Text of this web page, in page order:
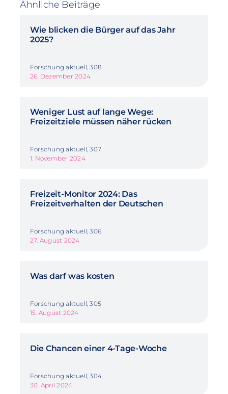
Ähnliche Beiträge
Wie blicken die Bürger auf das Jahr
2025?
Forschung aktuell, 308
26. Dezember 2024
Weniger Lust auf lange Wege:
Freizeitziele müssen näher rücken
Forschung aktuell, 307
1. November 2024
Freizeit-Monitor 2024: Das
Freizeitverhalten der Deutschen
Forschung aktuell, 306
27. August 2024
Was darf was kosten
Forschung aktuell, 305
15. August 2024
Die Chancen einer 4-Tage-Woche
Forschung aktuell, 304
30. April 2024